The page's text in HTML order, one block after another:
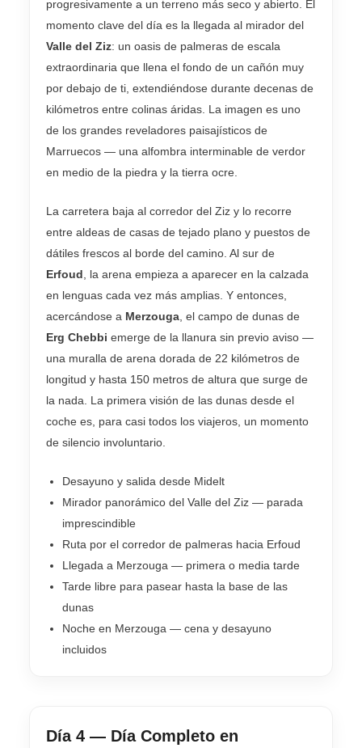
progresivamente a un terreno más seco y abierto. El
momento clave del día es la llegada al mirador del
Valle del Ziz: un oasis de palmeras de escala
extraordinaria que llena el fondo de un cañón muy
por debajo de ti, extendiéndose durante decenas de
kilómetros entre colinas áridas. La imagen es uno
de los grandes reveladores paisajísticos de
Marruecos — una alfombra interminable de verdor
en medio de la piedra y la tierra ocre.
La carretera baja al corredor del Ziz y lo recorre
entre aldeas de casas de tejado plano y puestos de
dátiles frescos al borde del camino. Al sur de
Erfoud , la arena empieza a aparecer en la calzada
en lenguas cada vez más amplias. Y entonces,
acercándose a Merzouga , el campo de dunas de
Erg Chebbi emerge de la llanura sin previo aviso —
una muralla de arena dorada de 22 kilómetros de
longitud y hasta 150 metros de altura que surge de
la nada. La primera visión de las dunas desde el
coche es, para casi todos los viajeros, un momento
de silencio involuntario.
Desayuno y salida desde Midelt
Mirador panorámico del Valle del Ziz — parada
imprescindible
Ruta por el corredor de palmeras hacia Erfoud
Llegada a Merzouga — primera o media tarde
Tarde libre para pasear hasta la base de las
dunas
Noche en Merzouga — cena y desayuno
incluidos
Día 4 — Día Completo en